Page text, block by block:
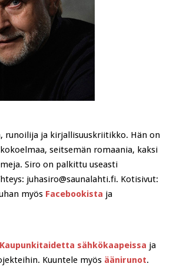
runoilija ja kirjallisuuskriitikko. Hän on
seitsemän romaania, kaksi
Siro on palkittu useasti
juhasiro@saunalahti.fi. Kotisivut:
myös Facebookista ja
Kaupunkitaidetta sähkökaapeissa ja
Kuuntele myös äänirunot.